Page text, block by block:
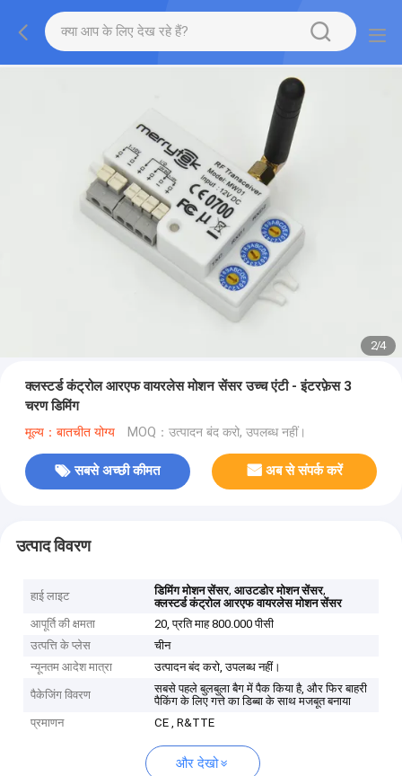
2/4
क्लस्टर्ड कंट्रोल आरएफ वायरलेस मोशन सेंसर उच्च एंटी - इंटरफ़ेस 3
चरण डिमिंग
मूल्य：बातचीत योग्य MOQ：उत्पादन बंद करो, उपलब्ध नहीं।
सबसे अच्छी कीमत अब से संपर्क करें
उत्पाद विवरण
हाई लाइट डिमिंग मोशन सेंसर,आउटडोर मोशन सेंसर,
क्लस्टर्ड कंट्रोल आरएफ वायरलेस मोशन सेंसर
आपूर्ति की क्षमता
20, प्रति माह 800.000 पीसी
उत्पत्ति के प्लेस
चीन
न्यूनतम आदेश मात्रा
उत्पादन बंद करो, उपलब्ध नहीं।
पैकेजिंग विवरण
सबसे पहले बुलबुला बैग में पैक किया है, और फिर बाहरी
पैकिंग के लिए गत्ते का डिब्बा के साथ मजबूत बनाया
प्रमाणन
CE , R&TTE
और देखो